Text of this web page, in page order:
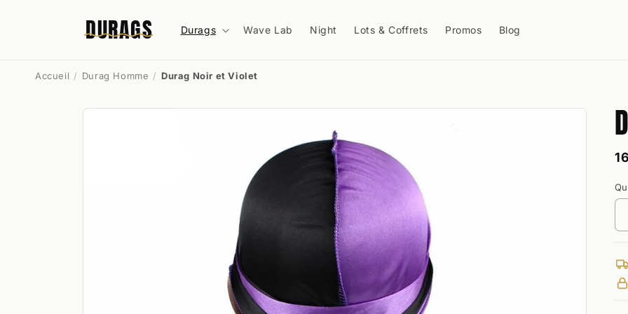
DURAGS Durags Wave Lab Night Lots & Coffrets Promos Blog
Accueil Durag Homme Durag Noir et Violet
Passer aux